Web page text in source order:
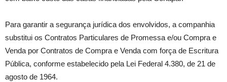
Para garantir a segurança jurídica dos envolvidos, a companhia
substitui os Contratos Particulares de Promessa e/ou Compra e
Venda por Contratos de Compra e Venda com força de Escritura
Pública, conforme estabelecido pela Lei Federal 4.380, de 21 de
agosto de 1964.